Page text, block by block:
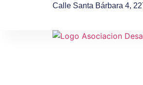
Calle Santa Bárbara 4,